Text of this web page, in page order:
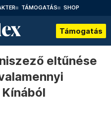
TÁMOGATÁS SHOP
Támogatás
eltűnése